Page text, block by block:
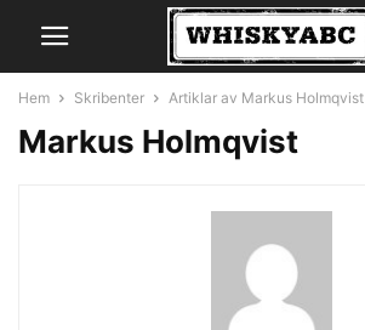
Hem Skribenter Artiklar av Markus Holmqvist
Markus Holmqvist